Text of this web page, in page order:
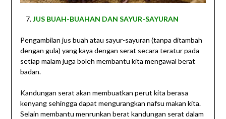
JUS BUAH-BUAHAN DAN SAYUR-SAYURAN
Pengambilan jus buah atau sayur-sayuran (tanpa ditambah
dengan gula) yang kaya dengan serat secara teratur pada
setiap malam juga boleh membantu kita mengawal berat
badan.
Kandungan serat akan membuatkan perut kita berasa
kenyang sehingga dapat mengurangkan nafsu makan kita.
Selain membantu menrunkan berat kandungan serat dalam